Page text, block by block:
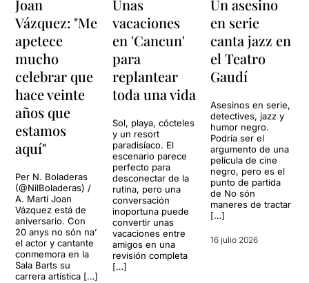
Joan
Vázquez: "Me
apetece
mucho
celebrar que
hace veinte
años que
estamos
aquí"
Per N. Boladeras
(@NilBoladeras) /
A. Martí Joan
Vázquez está de
aniversario. Con
20 anys no són na’
el actor y cantante
conmemora en la
Sala Barts su
carrera artística […]
Unas
vacaciones
en 'Cancun'
para
replantear
toda una vida
Sol, playa, cócteles
y un resort
paradisíaco. El
escenario parece
perfecto para
desconectar de la
rutina, pero una
conversación
inoportuna puede
convertir unas
vacaciones entre
amigos en una
revisión completa
[…]
Un asesino
en serie
canta jazz en
el Teatro
Gaudí
Asesinos en serie,
detectives, jazz y
humor negro.
Podría ser el
argumento de una
película de cine
negro, pero es el
punto de partida
de No són
maneres de tractar
[…]
16 julio 2026